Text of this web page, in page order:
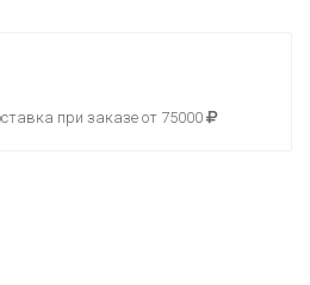
при заказе от 75000